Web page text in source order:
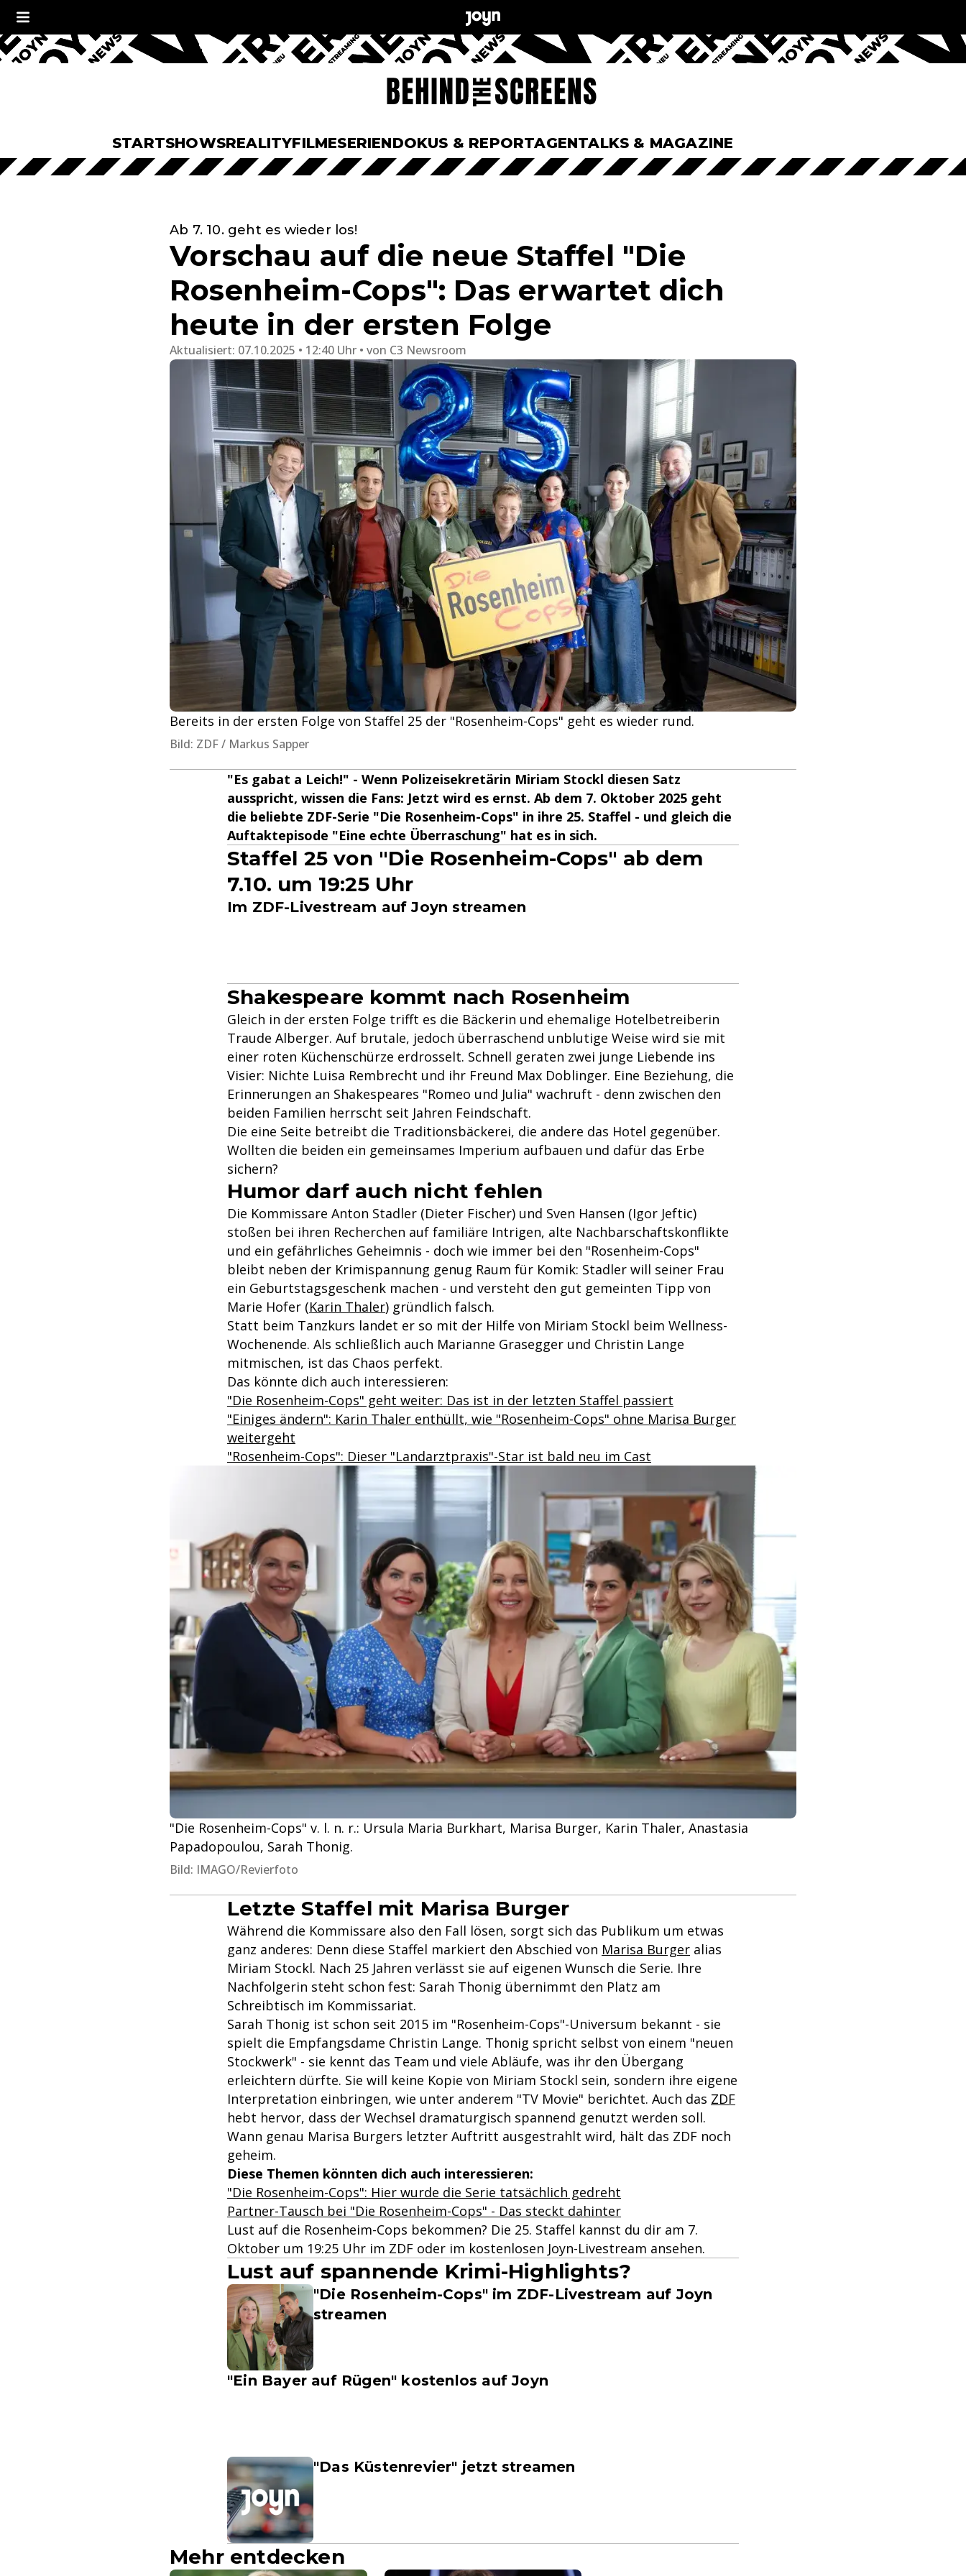
STARTSHOWSREALITYFILMESERIENDOKUS & REPORTAGENTALKS & MAGAZINE
Ab 7. 10. geht es wieder los!
Vorschau auf die neue Staffel "Die
Rosenheim-Cops": Das erwartet dich
heute in der ersten Folge
Aktualisiert: 07.10.2025 • 12:40 Uhr von C3 Newsroom
Bereits in der ersten Folge von Staffel 25 der "Rosenheim-Cops" geht es wieder rund.
Bild: ZDF / Markus Sapper
"Es gabat a Leich!" - Wenn Polizeisekretärin Miriam Stockl diesen Satz
ausspricht, wissen die Fans: Jetzt wird es ernst. Ab dem 7. Oktober 2025 geht
die beliebte ZDF-Serie "Die Rosenheim-Cops" in ihre 25. Staffel - und gleich die
Auftaktepisode "Eine echte Überraschung" hat es in sich.
Staffel 25 von "Die Rosenheim-Cops" ab dem
7.10. um 19:25 Uhr
Im ZDF-Livestream auf Joyn streamen
Shakespeare kommt nach Rosenheim
Gleich in der ersten Folge trifft es die Bäckerin und ehemalige Hotelbetreiberin
Traude Alberger. Auf brutale, jedoch überraschend unblutige Weise wird sie mit
einer roten Küchenschürze erdrosselt. Schnell geraten zwei junge Liebende ins
Visier: Nichte Luisa Rembrecht und ihr Freund Max Doblinger. Eine Beziehung, die
Erinnerungen an Shakespeares "Romeo und Julia" wachruft - denn zwischen den
beiden Familien herrscht seit Jahren Feindschaft.
Die eine Seite betreibt die Traditionsbäckerei, die andere das Hotel gegenüber.
Wollten die beiden ein gemeinsames Imperium aufbauen und dafür das Erbe
sichern?
Humor darf auch nicht fehlen
Die Kommissare Anton Stadler (Dieter Fischer) und Sven Hansen (Igor Jeftic)
stoßen bei ihren Recherchen auf familiäre Intrigen, alte Nachbarschaftskonflikte
und ein gefährliches Geheimnis - doch wie immer bei den "Rosenheim-Cops"
bleibt neben der Krimispannung genug Raum für Komik: Stadler will seiner Frau
ein Geburtstagsgeschenk machen - und versteht den gut gemeinten Tipp von
Marie Hofer (Karin Thaler) gründlich falsch.
Statt beim Tanzkurs landet er so mit der Hilfe von Miriam Stockl beim Wellness-
Wochenende. Als schließlich auch Marianne Grasegger und Christin Lange
mitmischen, ist das Chaos perfekt.
Das könnte dich auch interessieren:
"Die Rosenheim-Cops" geht weiter: Das ist in der letzten Staffel passiert
"Einiges ändern": Karin Thaler enthüllt, wie "Rosenheim-Cops" ohne Marisa Burger
weitergeht
"Rosenheim-Cops": Dieser "Landarztpraxis"-Star ist bald neu im Cast
"Die Rosenheim-Cops" v. l. n. r.: Ursula Maria Burkhart, Marisa Burger, Karin Thaler, Anastasia
Papadopoulou, Sarah Thonig.
Bild: IMAGO/Revierfoto
Letzte Staffel mit Marisa Burger
Während die Kommissare also den Fall lösen, sorgt sich das Publikum um etwas
ganz anderes: Denn diese Staffel markiert den Abschied von Marisa Burger alias
Miriam Stockl. Nach 25 Jahren verlässt sie auf eigenen Wunsch die Serie. Ihre
Nachfolgerin steht schon fest: Sarah Thonig übernimmt den Platz am
Schreibtisch im Kommissariat.
Sarah Thonig ist schon seit 2015 im "Rosenheim-Cops"-Universum bekannt - sie
spielt die Empfangsdame Christin Lange. Thonig spricht selbst von einem "neuen
Stockwerk" - sie kennt das Team und viele Abläufe, was ihr den Übergang
erleichtern dürfte. Sie will keine Kopie von Miriam Stockl sein, sondern ihre eigene
Interpretation einbringen, wie unter anderem "TV Movie" berichtet. Auch das ZDF
hebt hervor, dass der Wechsel dramaturgisch spannend genutzt werden soll.
Wann genau Marisa Burgers letzter Auftritt ausgestrahlt wird, hält das ZDF noch
geheim.
Diese Themen könnten dich auch interessieren:
"Die Rosenheim-Cops": Hier wurde die Serie tatsächlich gedreht
Partner-Tausch bei "Die Rosenheim-Cops" - Das steckt dahinter
Lust auf die Rosenheim-Cops bekommen? Die 25. Staffel kannst du dir am 7.
Oktober um 19:25 Uhr im ZDF oder im kostenlosen Joyn-Livestream ansehen.
Lust auf spannende Krimi-Highlights?
"Die Rosenheim-Cops" im ZDF-Livestream auf Joyn
streamen
"Ein Bayer auf Rügen" kostenlos auf Joyn
"Das Küstenrevier" jetzt streamen
Mehr entdecken